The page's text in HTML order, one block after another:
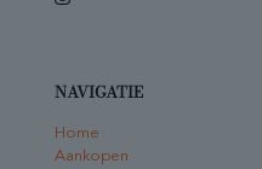
NAVIGATIE
Home
Aankopen